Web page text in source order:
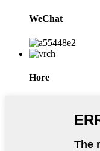
WeChat
Hore